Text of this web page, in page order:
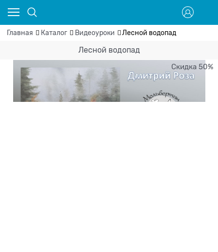
Главная Каталог Видеоуроки Лесной водопад
Лесной водопад
Скидка 50%